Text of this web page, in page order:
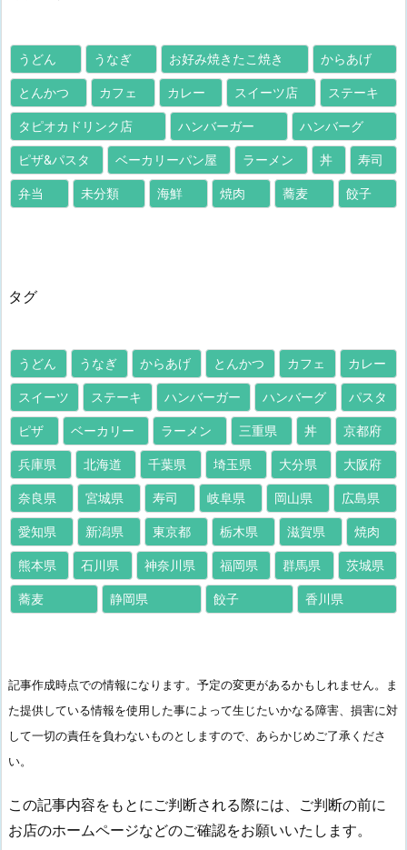
うどん うなぎ お好み焼きたこ焼き からあげ
とんかつ カフェ カレー スイーツ店 ステーキ
タピオカドリンク店 ハンバーガー ハンバーグ
ピザ&パスタ ベーカリーパン屋 ラーメン 丼 寿司
弁当 未分類 海鮮 焼肉 蕎麦 餃子
タグ
うどん うなぎ からあげ とんかつ カフェ カレー
スイーツ ステーキ ハンバーガー ハンバーグ パスタ
ピザ ベーカリー ラーメン 三重県 丼 京都府
兵庫県 北海道 千葉県 埼玉県 大分県 大阪府
奈良県 宮城県 寿司 岐阜県 岡山県 広島県
愛知県 新潟県 東京都 栃木県 滋賀県 焼肉
熊本県 石川県 神奈川県 福岡県 群馬県 茨城県
蕎麦 静岡県 餃子 香川県
記事作成時点での情報になります。予定の変更があるかもしれません。ま
た提供している情報を使用した事によって生じたいかなる障害、損害に対
して一切の責任を負わないものとしますので、あらかじめご了承くださ
い。
この記事内容をもとにご判断される際には、ご判断の前に
お店のホームページなどのご確認をお願いいたします。